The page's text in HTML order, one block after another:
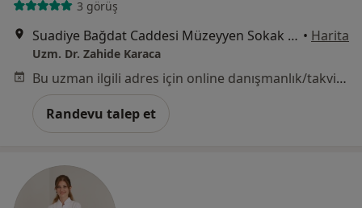
3 görüş
Suadiye Bağdat Caddesi Müzeyyen Sokak No:2 Daire No:5, İstanbul • Harita
Uzm. Dr. Zahide Karaca
Bu uzman ilgili adres için online danışmanlık/takvim sunmuyor.
Randevu talep et